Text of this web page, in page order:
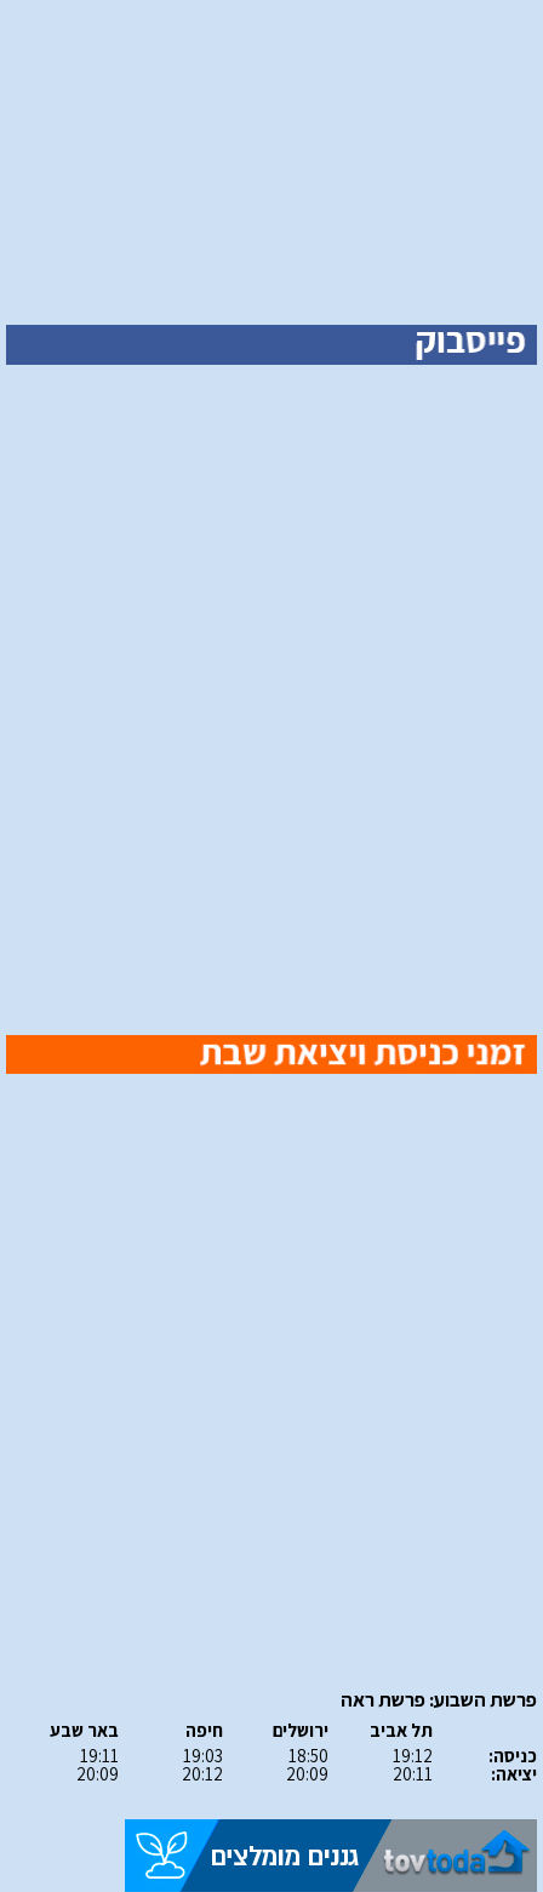
פרשת השבוע: פרשת ראה
כניסה:
יציאה:
תל אביב
19:12
20:11
ירושלים
18:50
20:09
חיפה
19:03
20:12
באר שבע
19:11
20:09